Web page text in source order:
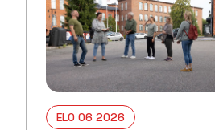
ELO 06 2026